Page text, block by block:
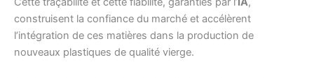
construisent la confiance du marché et accélèrent
l’intégration de ces matières dans la production de
nouveaux plastiques de qualité vierge.